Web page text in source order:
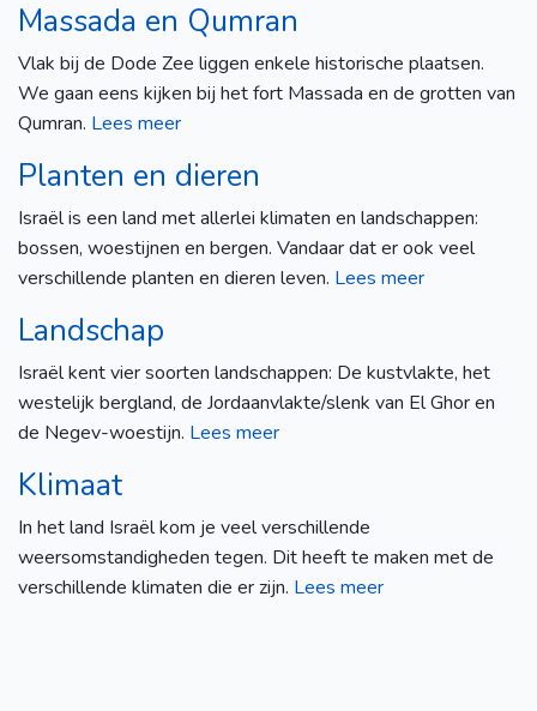
Massada en Qumran
Vlak bij de Dode Zee liggen enkele historische plaatsen.
We gaan eens kijken bij het fort Massada en de grotten van
Qumran. Lees meer
Planten en dieren
Israël is een land met allerlei klimaten en landschappen:
bossen, woestijnen en bergen. Vandaar dat er ook veel
verschillende planten en dieren leven. Lees meer
Landschap
Israël kent vier soorten landschappen: De kustvlakte, het
westelijk bergland, de Jordaanvlakte/slenk van El Ghor en
de Negev-woestijn. Lees meer
Klimaat
In het land Israël kom je veel verschillende
weersomstandigheden tegen. Dit heeft te maken met de
verschillende klimaten die er zijn. Lees meer